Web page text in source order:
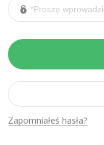
Zapomniałeś hasła?